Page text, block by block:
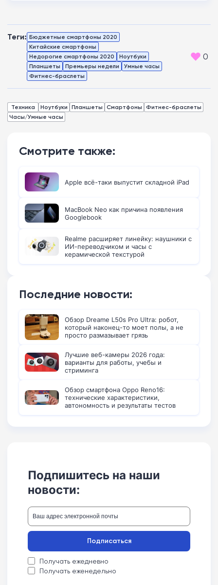
Теги: Бюджетные смартфоны 2020
Китайские смартфоны
Недорогие смартфоны 2020
Ноутбуки
Планшеты
Премьеры недели
Умные часы
Фитнес-браслеты
0
Техника Ноутбуки Планшеты Смартфоны Фитнес-браслеты
Часы/Умные часы
Смотрите также:
Apple всё-таки выпустит складной iPad
MacBook Neo как причина появления
Googlebook
Realme расширяет линейку: наушники с
ИИ-переводчиком и часы с
керамической текстурой
Последние новости:
Обзор Dreame L50s Pro Ultra: робот,
который наконец-то моет полы, а не
просто размазывает грязь
Лучшие веб-камеры 2026 года:
варианты для работы, учебы и
стриминга
Обзор смартфона Oppo Reno16:
технические характеристики,
автономность и результаты тестов
Подпишитесь на наши
новости:
Получать ежедневно
Получать еженедельно
Подписаться